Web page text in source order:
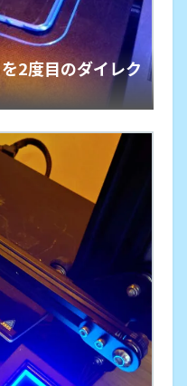
2度目のダイレク